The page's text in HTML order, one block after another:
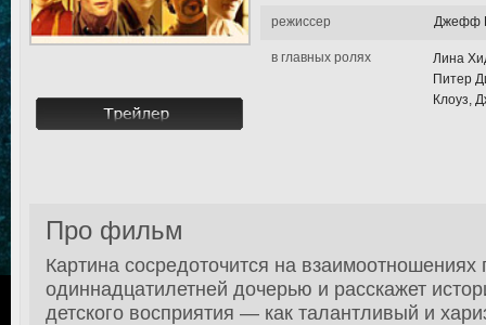
режиссер Джефф
в главных ролях
Лина
Питер
Клоуз,
Про фильм
Картина сосредоточится на взаимоотношениях
одиннадцатилетней дочерью и расскажет
детского восприятия — как талантливый и